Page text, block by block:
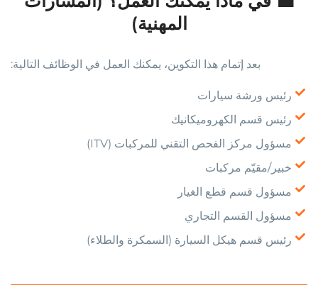
المهنية)
بعد إتمام هذا التكوين، يمكنك العمل في الوظائف التالية:
رئيس ورشة سيارات
رئيس قسم الكهروميكانيك
مسؤول مركز الفحص التقني للمركبات (ITV)
خبير/مقيّم مركبات
مسؤول قسم قطع الغيار
مسؤول القسم التجاري
رئيس قسم هيكل السيارة (السمكرة والطلاء)